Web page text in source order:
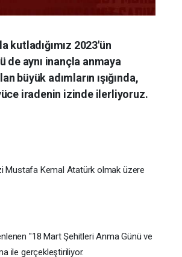
kutladığımız 2023'ün
de aynı inançla anmaya
büyük adımların ışığında,
iradenin izinde ilerliyoruz.
Mustafa Kemal Atatürk olmak üzere
"18 Mart Şehitleri Anma Günü ve
ile gerçekleştiriliyor.